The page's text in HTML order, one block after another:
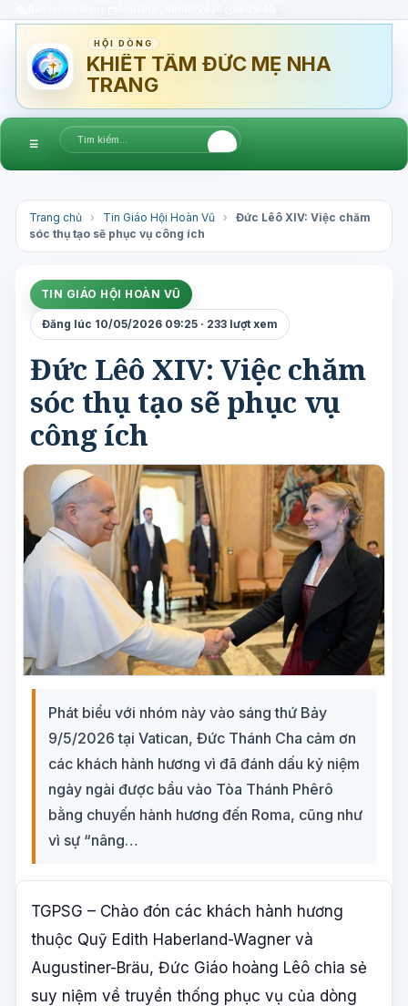
HỘI DÒNG
KHIẾT TÂM ĐỨC MẸ NHA
TRANG
☰
Trang chủ › Tin Giáo Hội Hoàn Vũ ›
Đức Lêô XIV: Việc chăm
sóc thụ tạo sẽ phục vụ công ích
TIN GIÁO HỘI HOÀN VŨ
Đăng lúc 10/05/2026 09:25 · 233 lượt xem
Đức Lêô XIV: Việc chăm
sóc thụ tạo sẽ phục vụ
công ích
Phát biểu với nhóm này vào sáng thứ Bảy
9/5/2026 tại Vatican, Đức Thánh Cha cảm ơn
các khách hành hương vì đã đánh dấu kỷ niệm
ngày ngài được bầu vào Tòa Thánh Phêrô
bằng chuyến hành hương đến Roma, cũng như
vì sự “nâng…
TGPSG – Chào đón các khách hành hương
thuộc Quỹ Edith Haberland-Wagner và
Augustiner-Bräu, Đức Giáo hoàng Lêô chia sẻ
suy niệm về truyền thống phục vụ của dòng